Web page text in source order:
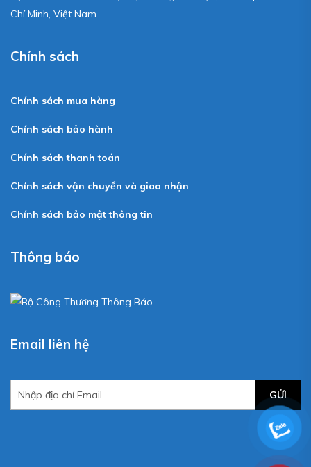
Chí Minh, Việt Nam.
Chính sách
Chính sách mua hàng
Chính sách bảo hành
Chính sách thanh toán
Chính sách vận chuyển và giao nhận
Chính sách bảo mật thông tin
Thông báo
Email liên hệ
GỬI